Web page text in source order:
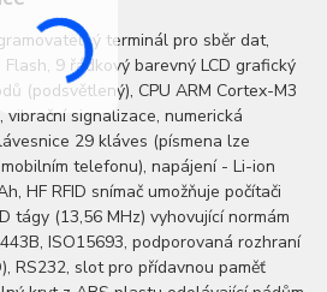
terminál pro sběr dat,
9 řádkový barevný LCD grafický
(podsvětlený), CPU ARM Cortex-M3
signalizace, numerická
29 kláves (písmena lze
telefonu), napájení - Li-ion
HF RFID snímač umožňuje počítači
tágy (13,56 MHz) vyhovující normám
ISO15693, podporovaná rozhraní
RS232, slot pro přídavnou paměť